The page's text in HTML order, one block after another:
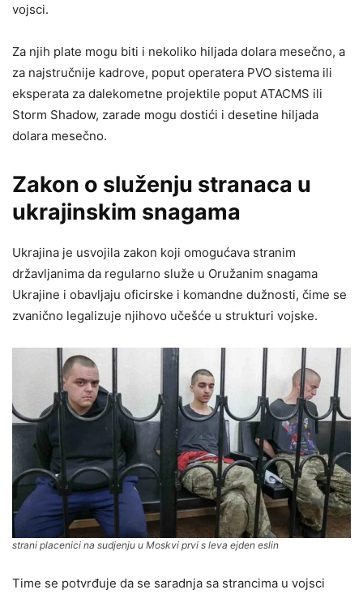
vojsci.
Za njih plate mogu biti i nekoliko hiljada dolara mesečno, a
za najstručnije kadrove, poput operatera PVO sistema ili
eksperata za dalekometne projektile poput ATACMS ili
Storm Shadow, zarade mogu dostići i desetine hiljada
dolara mesečno.
Zakon o služenju stranaca u
ukrajinskim snagama
Ukrajina je usvojila zakon koji omogućava stranim
državljanima da regularno služe u Oružanim snagama
Ukrajine i obavljaju oficirske i komandne dužnosti, čime se
zvanično legalizuje njihovo učešće u strukturi vojske.
strani placenici na sudjenju u Moskvi prvi s leva ejden eslin
Time se potvrđuje da se saradnja sa strancima u vojsci